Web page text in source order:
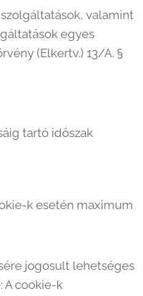
valamint
egyes
(Elkertv.) 13/A. §
tartó időszak
k esetén maximum
jogosult lehetséges
A cookie-k